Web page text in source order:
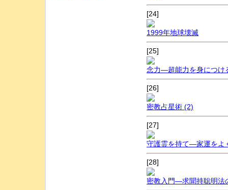
[24]
1999年地球壊滅
[25]
念力―超能力を身につけ
[26]
密教占星術 (2)
[27]
守護霊を持て―家運をよ
[28]
密教入門―求聞持聡明法